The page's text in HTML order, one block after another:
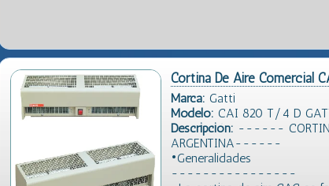
Cortina De Aire Comercial
Marca: Gatti
Modelo: CAI 820 T/4 D
Descripción: ------
ARGENTINA------
•Generalidades
----------------